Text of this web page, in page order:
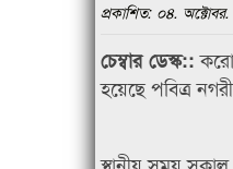
প্রকাশিত: ০৪.
চেম্বার ডেস্ক::
হয়েছে পবিত্র নগরী